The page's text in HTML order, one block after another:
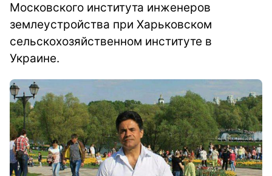
Московского института инженеров
землеустройства при Харьковском
сельскохозяйственном институте в
Украине.